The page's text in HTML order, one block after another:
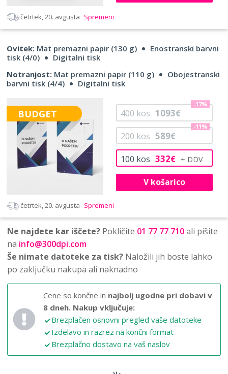
četrtek, 20. avgusta Spremeni
Ovitek: Mat premazni papir (130 g)
Enostranski barvni
tisk (4/0)
Digitalni tisk
Notranjost: Mat premazni papir (110 g)
Obojestranski
barvni tisk (4/4)
Digitalni tisk
BUDGET
100 kos 332€
200 kos 589€
-11%
400 kos 1093€
-17%
V košarico
četrtek, 20. avgusta Spremeni
Ne najdete kar iščete? Pokličite 01 77 77 710ali pišite
na info@300dpi.com
Še nimate datoteke za tisk? Naložili jih boste lahko
po zaključku nakupa ali naknadno
Cene so končne in najbolj ugodne pri dobavi v
8 dneh. Nakup vključuje:
Brezplačen osnovni pregled vaše datoteke
Izdelavo in razrez na končni format
Brezplačno dostavo na vaš naslov